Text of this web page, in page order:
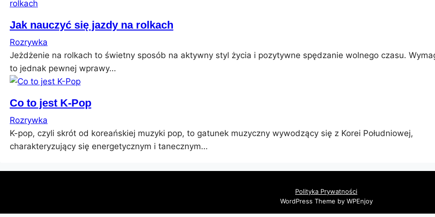
Jak nauczyć się jazdy na rolkach
Rozrywka
Jeżdżenie na rolkach to świetny sposób na aktywny styl życia i pozytywne spędzanie wolnego czasu.
to jednak pewnej wprawy…
Co to jest K-Pop
Rozrywka
K-pop, czyli skrót od koreańskiej muzyki pop, to gatunek muzyczny wywodzący się z Korei Południowej,
charakteryzujący się energetycznym i tanecznym…
Polityka Prywatności
WordPress Theme by WPEnjoy